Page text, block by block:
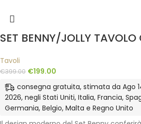
SET BENNY/JOLLY TAVOLO
Tavoli
€399.00 €199.00
consegna gratuita, stimata da Ago
2026, negli Stati Uniti, Italia, Francia,
Germania, Belgio, Malta e Regno Unito